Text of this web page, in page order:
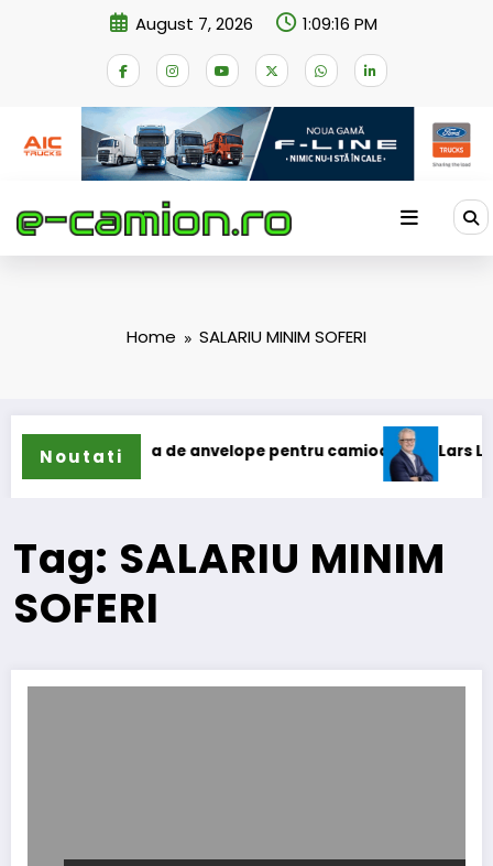
August 7, 2026 1:09:16 PM
Home SALARIU MINIM SOFERI
Noutati
extinde gama de anvelope pentru camioane Lars
Tag: SALARIU MINIM
SOFERI